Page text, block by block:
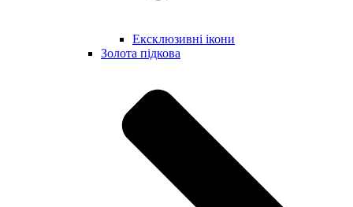
Ексклюзивні ікони
Золота підкова